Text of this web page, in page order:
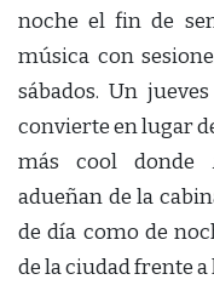
noche el fin de
música con
sábados. Un
convierte en lugar
más cool donde
adueñan de la
de día como de
de la ciudad frente